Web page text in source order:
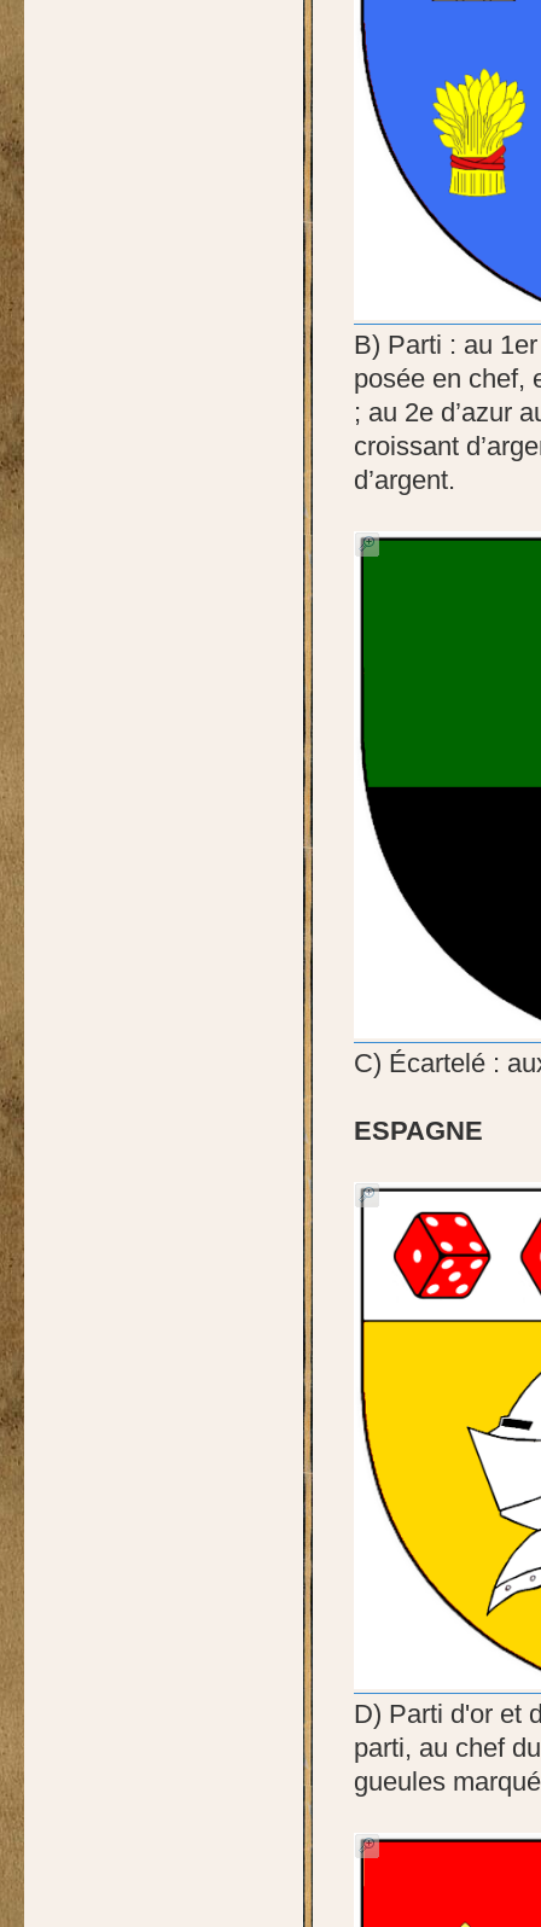
B) Parti : au
posée en chef,
; au 2e d’azur
croissant
d’argent.
C) Écartelé :
ESPAGNE
D) Parti d'or et
parti, au chef
gueules